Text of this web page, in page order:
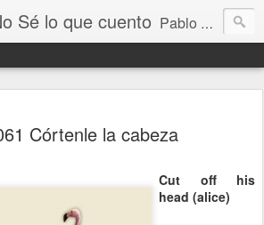
Sé lo que cuento Pablo Balzo Ilustración-collage
Córtenle la cabeza
Cut off his
head (alice)